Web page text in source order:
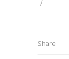
Share